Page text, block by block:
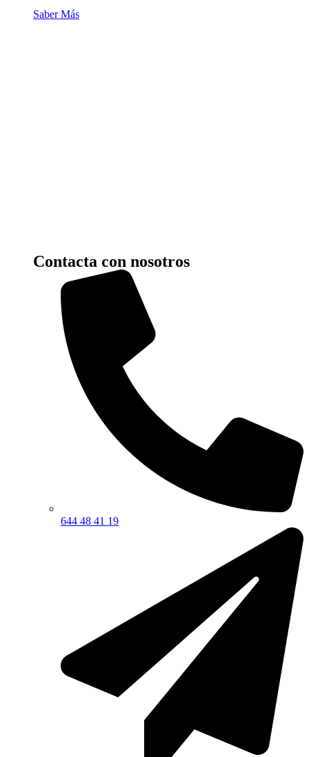
Saber Más
Contacta con nosotros
644 48 41 19